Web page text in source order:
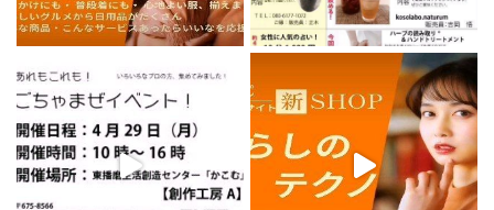
・主にコンサルティング事業を展開
#株式会社アルパカ
・ITコンサルタントの駆けつけサポート
#有限会社サンキューフーズ
(加古川市平岡町)
・食品加工、農業機械の製作
#一般社団法人あすなろ共生会